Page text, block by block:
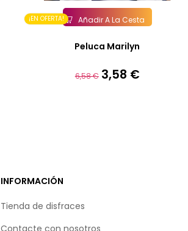
¡EN OFERTA! Añadir A La Cesta
Peluca Marilyn
Precio
6,58 € Precio
3,58 €
INFORMACIÓN
Tienda de disfraces
Contacte con nosotros